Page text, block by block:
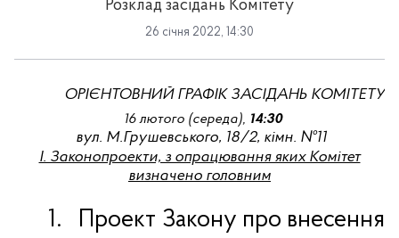
Розклад засідань Комітету
26 січня 2022, 14:30
ОРІЄНТОВНИЙ ГРАФІК ЗАСІДАНЬ КОМІТЕТУ
16 лютого (середа), 14:30
вул. М.Грушевського, 18/2, кімн. №11
І. Законопроекти, з опрацювання яких Комітет
визначено головним
1.
Проект Закону про внесення